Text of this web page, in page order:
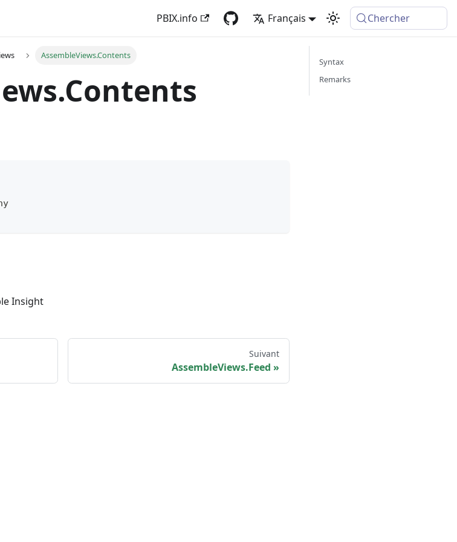
PBIX.info Français Chercher
AssembleViews.Contents
Insight
Suivant
AssembleViews.Feed
Syntax
Remarks